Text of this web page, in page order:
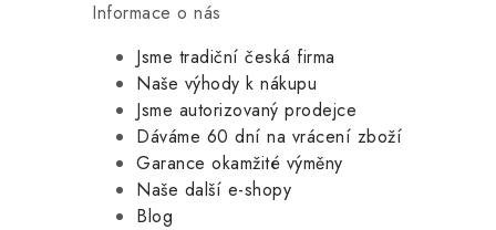
Informace o nás
Jsme tradiční česká firma
Naše výhody k nákupu
Jsme autorizovaný prodejce
Dáváme 60 dní na vrácení zboží
Garance okamžité výměny
Naše další e-shopy
Blog